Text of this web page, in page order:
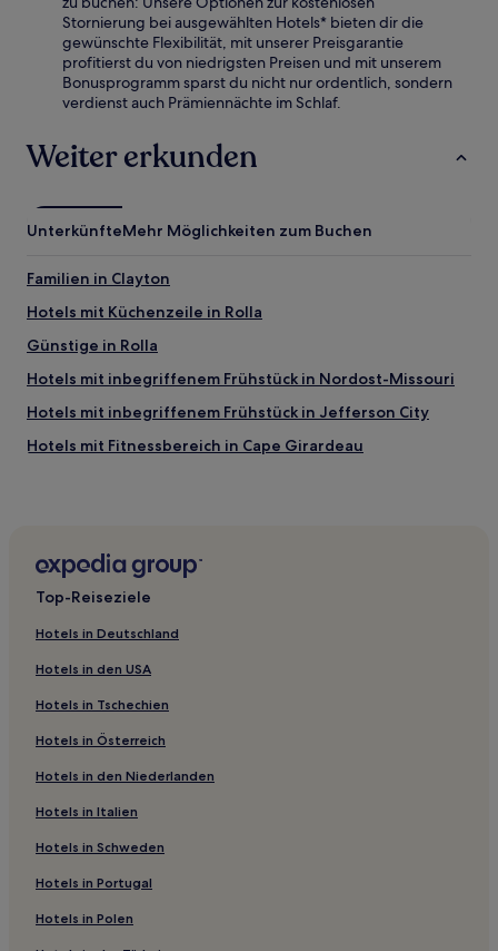
Stornierung bei ausgewählten Hotels* bieten dir die
gewünschte Flexibilität, mit unserer Preisgarantie
profitierst du von niedrigsten Preisen und mit unserem
Bonusprogramm sparst du nicht nur ordentlich, sondern
verdienst auch Prämiennächte im Schlaf.
Weiter erkunden
UnterkünfteMehr Möglichkeiten zum Buchen
Familien in Clayton
Hotels mit Küchenzeile in Rolla
Günstige in Rolla
Hotels mit inbegriffenem Frühstück in Nordost-Missouri
Hotels mit inbegriffenem Frühstück in Jefferson City
Hotels mit Fitnessbereich in Cape Girardeau
Golf in Südwest-Missouri
Haustierfreundliche in Springfield
Hotels mit Pool in Springfield
Hotels mit Parkplatz in Springfield
Günstige in Springfield
Hotels mit Parkplatz in Hazelwood
Günstige in Hannibal
Hotels mit inbegriffenem Frühstück in Hannibal
Haustierfreundliche in Macon
Günstige in Macon
Familien in Macon
Hotels mit inbegriffenem Frühstück in Chesterfield
Top-Reiseziele
Hotels in Deutschland
Hotels in den USA
Hotels in Tschechien
Hotels in Österreich
Hotels in den Niederlanden
Hotels in Italien
Hotels in Schweden
Hotels in Portugal
Hotels in Polen